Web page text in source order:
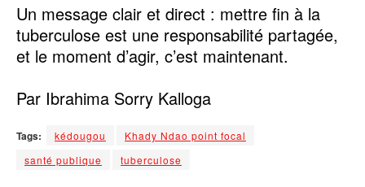
Un message clair et direct : mettre fin à la
tuberculose est une responsabilité partagée,
et le moment d’agir, c’est maintenant.
Par Ibrahima Sorry Kalloga
Tags: kédougou
Khady Ndao point focal
santé publique
tuberculose